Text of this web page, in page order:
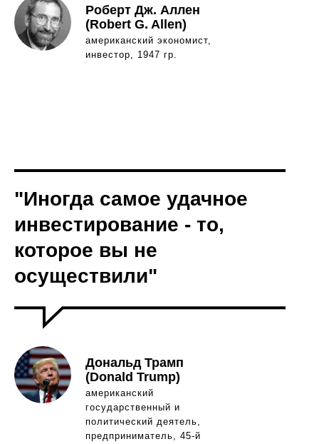
Роберт Дж. Аллен
(Robert G. Allen)
американский экономист,
инвестор, 1947 гр.
"Иногда самое удачное
инвестирование - то,
которое вы не
осуществили"
Дональд Трамп
(Donald Trump)
американский
государственный и
политический деятель,
предприниматель, 45-й